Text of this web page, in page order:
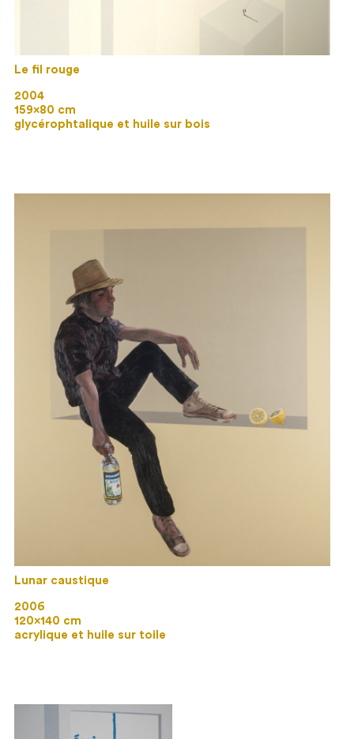
Le fil rouge
2004
159×80 cm
glycérophtalique et huile sur bois
Lunar caustique
2006
120×140 cm
acrylique et huile sur toile